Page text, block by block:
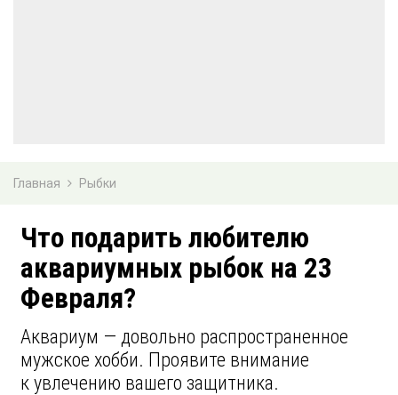
Главная Рыбки
Что подарить любителю
аквариумных рыбок на 23
Февраля?
Аквариум — довольно распространенное
мужское хобби. Проявите внимание
к увлечению вашего защитника.